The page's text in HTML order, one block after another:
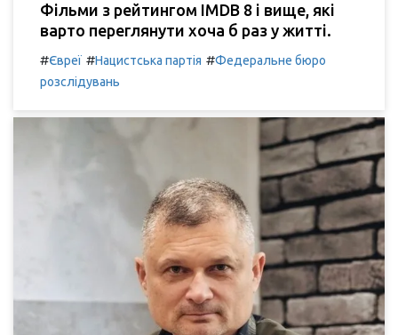
Фільми з рейтингом IMDB 8 і вище, які
варто переглянути хоча б раз у житті.
#Євреї #Нацистська партія #Федеральне бюро
розслідувань